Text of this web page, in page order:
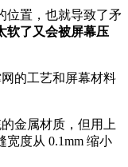
位置，也就导致了矛
软了又会被屏幕压
的工艺和屏幕材料
金属材质，但用上
度从 0.1mm 缩小